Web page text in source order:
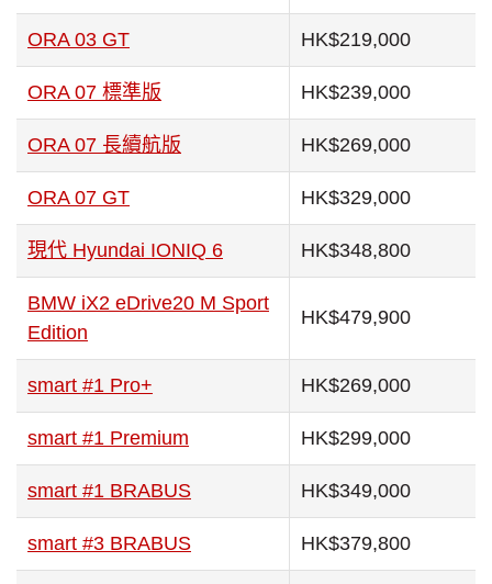
ORA 03 GT HK$219,000
ORA 07 標準版 HK$239,000
ORA 07 長續航版 HK$269,000
ORA 07 GT HK$329,000
現代 Hyundai IONIQ 6 HK$348,800
BMW iX2 eDrive20 M Sport
Edition
HK$479,900
smart #1 Pro+ HK$269,000
smart #1 Premium HK$299,000
smart #1 BRABUS HK$349,000
smart #3 BRABUS HK$379,800